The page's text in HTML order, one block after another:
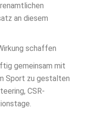
an diesem
schaffen
gemeinsam mit
Sport zu gestalten
CSR-